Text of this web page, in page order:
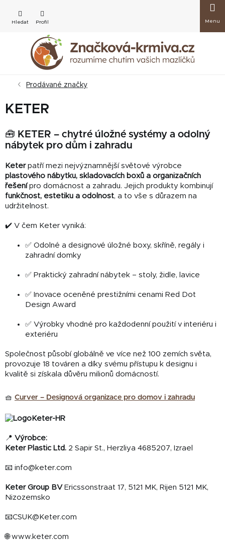
obsah
košík
Prodávané značky
KETER
🧰 KETER – chytré úložné systémy a odolný
nábytek pro dům i zahradu
Keterpatří mezi nejvýznamnější světové výrobce
plastového nábytku, skladovacích boxů a organizačních
řešenípro domácnost a zahradu. Jejich produkty kombinují
funkčnost, estetiku a odolnost, a to vše s důrazem na
udržitelnost.
✔️ V čem Keter vyniká:
✅ Odolné a designové úložné boxy, skříně, regály i
zahradní domky
✅ Praktický zahradní nábytek – stoly, židle, lavice
✅ Inovace oceněné prestižními cenami Red Dot
Design Award
✅ Výrobky vhodné pro každodenní použití v interiéru i
exteriéru
Společnost působí globálně ve více než 100 zemích světa,
provozuje 18 továren a díky svému přístupu k designu i
kvalitě si získala důvěru milionů domácností.
🧺 Curver – Designová organizace pro domov i zahradu
📍 Výrobce:
Keter Plastic Ltd. 2 Sapir St., Herzliya 4685207, Izrael
📧 info@keter.com
Keter Group BV Ericssonstraat 17, 5121 MK, Rijen 5121 MK,
Nizozemsko
📧CSUK@Keter.com
🌐 www.keter.com